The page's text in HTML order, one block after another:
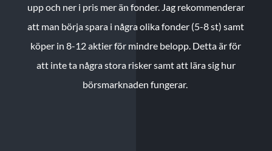
upp och ner i pris mer än fonder. Jag rekommenderar
att man börja spara i några olika fonder (5-8 st) samt
köper in 8-12 aktier för mindre belopp. Detta är för
att inte ta några stora risker samt att lära sig hur
börsmarknaden fungerar.